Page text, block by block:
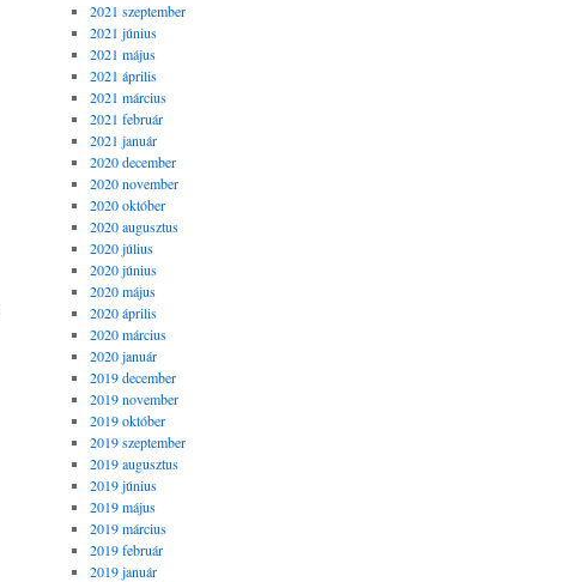
2021 szeptember
2021 június
2021 május
2021 április
2021 március
2021 február
2021 január
2020 december
2020 november
2020 október
2020 augusztus
2020 július
2020 június
2020 május
2020 április
2020 március
2020 január
2019 december
2019 november
2019 október
2019 szeptember
2019 augusztus
2019 június
2019 május
2019 március
2019 február
2019 január